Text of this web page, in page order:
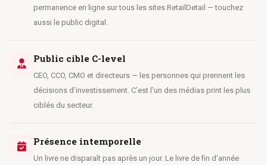
permanence en ligne sur tous les sites RetailDetail — touchez
aussi le public digital.
Public cible C-level
CEO, CCO, CMO et directeurs — les personnes qui prennent les
décisions d’investissement. C’est l’un des médias print les plus
ciblés du secteur.
Présence intemporelle
Un livre ne disparaît pas après un jour. Le livre de fin d’année